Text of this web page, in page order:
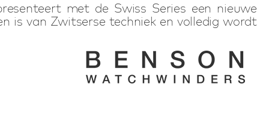
met de Swiss Series een nieuwe
is van Zwitserse techniek en volledig wordt
zijn hebben een zeer laag geluidsniveau
Benson Swiss Series Four 4.20 Black
van elk automatisch horloge doordat de
de horlogehouder per horloge individueel
veiligheidsysteem ontkoppelt de motor
geplaatst of eruit gehaald wordt. De